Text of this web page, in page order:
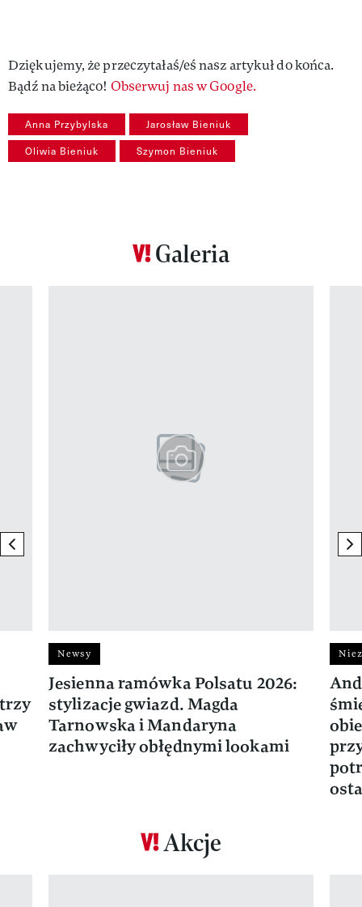
Dziękujemy, że przeczytałaś/eś nasz artykuł do końca.
Bądź na bieżąco! Obserwuj nas w Google.
Anna Przybylska Jarosław Bieniuk
Oliwia Bieniuk Szymon Bieniuk
Galeria
previous element
Newsy
Jesienna ramówka Polsatu 2026:
stylizacje gwiazd. Magda
Tarnowska i Mandaryna
zachwyciły obłędnymi lookami
Akcje